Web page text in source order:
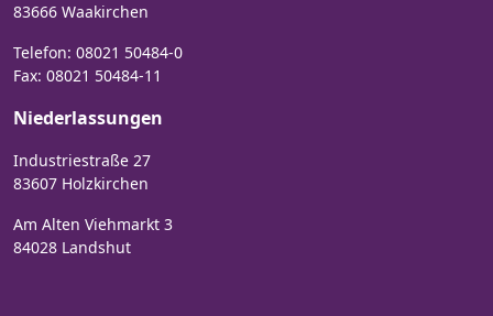
83666 Waakirchen
Telefon: 08021 50484-0
Fax: 08021 50484-11
Niederlassungen
Industriestraße 27
83607 Holzkirchen
Am Alten Viehmarkt 3
84028 Landshut